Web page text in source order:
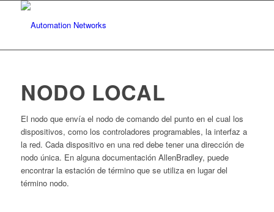
NODO LOCAL
El nodo que envía el nodo de comando del punto en el cual los
dispositivos, como los controladores programables, la interfaz a
la red. Cada dispositivo en una red debe tener una dirección de
nodo única. En alguna documentación AllenBradley, puede
encontrar la estación de término que se utiliza en lugar del
término nodo.